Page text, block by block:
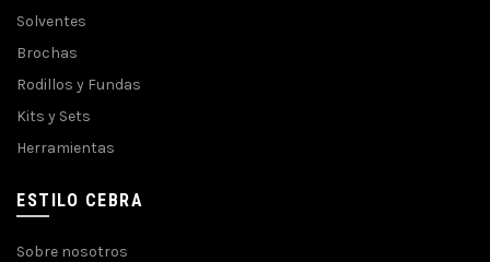
Solventes
Brochas
Rodillos y Fundas
Kits y Sets
Herramientas
ESTILO CEBRA
Sobre nosotros